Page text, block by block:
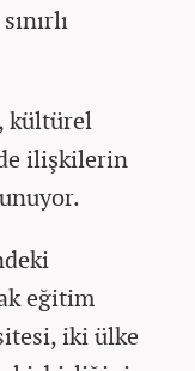
kültürel
ilişkilerin
eğitim
iki ülke